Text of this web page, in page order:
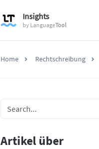
Insights
by LanguageTool
Home Rechtschreibung
Artikel über